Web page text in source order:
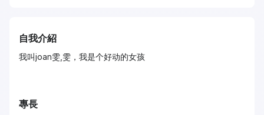
自我介紹
我叫joan雯,雯，我是个好动的女孩
專長